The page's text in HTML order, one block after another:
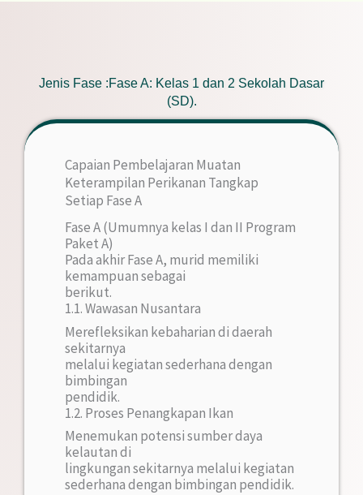
Jenis Fase :Fase A: Kelas 1 dan 2 Sekolah Dasar
(SD).
Capaian Pembelajaran Muatan
Keterampilan Perikanan Tangkap
Setiap Fase A
Fase A (Umumnya kelas I dan II Program
Paket A)
Pada akhir Fase A, murid memiliki
kemampuan sebagai
berikut.
1.1. Wawasan Nusantara
Merefleksikan kebaharian di daerah
sekitarnya
melalui kegiatan sederhana dengan
bimbingan
pendidik.
1.2. Proses Penangkapan Ikan
Menemukan potensi sumber daya
kelautan di
lingkungan sekitarnya melalui kegiatan
sederhana dengan bimbingan pendidik.